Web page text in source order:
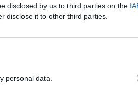
disclosed by us to third parties on the
disclose it to other third parties.
personal data.
κόσμο, με εμπειρία
2013 έως το 2015,
ήταν CEO του
Actavis και CFO του
την Teva.